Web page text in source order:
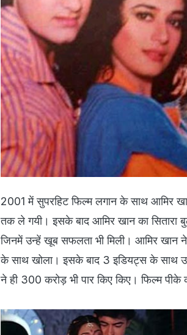
2001 में सुपरहिट फिल्म लगान के साथ आमिर
तक ले गयी। इसके बाद आमिर खान का सितारा
जिनमें उन्हें खूब सफलता भी मिली। आमिर खान
के साथ खोला। इसके बाद 3 इडियट्स के साथ
ने ही 300 करोड़ भी पार किए किए। फिल्म